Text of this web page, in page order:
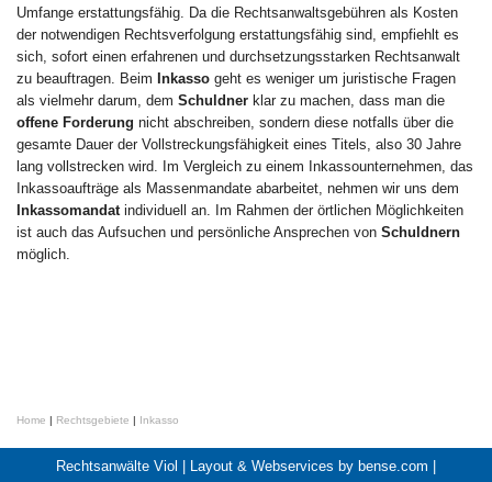
Umfange erstattungsfähig. Da die Rechtsanwaltsgebühren als Kosten
der notwendigen Rechtsverfolgung erstattungsfähig sind, empfiehlt es
sich, sofort einen erfahrenen und durchsetzungsstarken Rechtsanwalt
zu beauftragen. Beim Inkasso geht es weniger um juristische Fragen
als vielmehr darum, dem Schuldner klar zu machen, dass man die
offene Forderung nicht abschreiben, sondern diese notfalls über die
gesamte Dauer der Vollstreckungsfähigkeit eines Titels, also 30 Jahre
lang vollstrecken wird. Im Vergleich zu einem Inkassounternehmen, das
Inkassoaufträge als Massenmandate abarbeitet, nehmen wir uns dem
Inkassomandat individuell an. Im Rahmen der örtlichen Möglichkeiten
ist auch das Aufsuchen und persönliche Ansprechen von Schuldnern
möglich.
Home | Rechtsgebiete | Inkasso
Rechtsanwälte Viol | Layout & Webservices by bense.com |